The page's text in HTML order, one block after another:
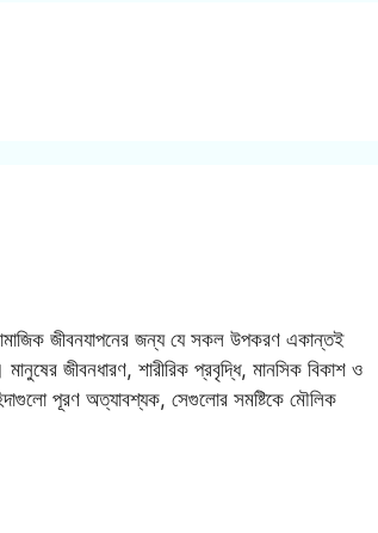
জীবনযাপনের জন্য যে সকল উপকরণ একান্তই
জীবনধারণ, শারীরিক প্রবৃদ্ধি, মানসিক বিকাশ ও
পূরণ অত্যাবশ্যক, সেগুলোর সমষ্টিকে মৌলিক